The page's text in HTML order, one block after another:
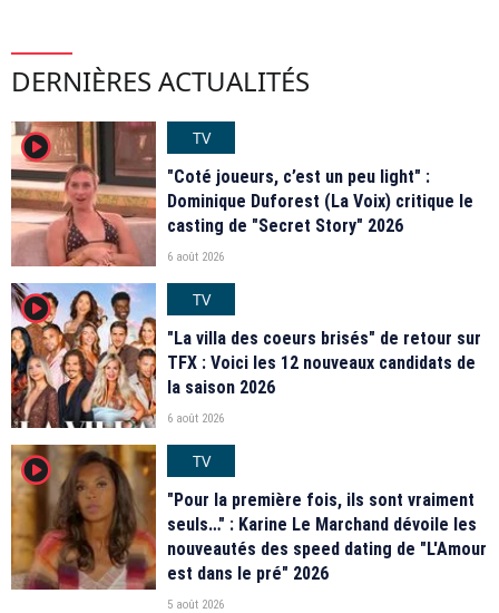
DERNIÈRES ACTUALITÉS
player2
TV
"Coté joueurs, c’est un peu light" :
Dominique Duforest (La Voix) critique le
casting de "Secret Story" 2026
6 août 2026
player2
TV
"La villa des coeurs brisés" de retour sur
TFX : Voici les 12 nouveaux candidats de
la saison 2026
6 août 2026
player2
TV
"Pour la première fois, ils sont vraiment
seuls…" : Karine Le Marchand dévoile les
nouveautés des speed dating de "L'Amour
est dans le pré" 2026
5 août 2026